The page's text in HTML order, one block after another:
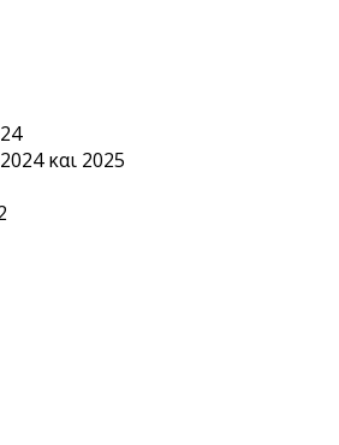
και 2025